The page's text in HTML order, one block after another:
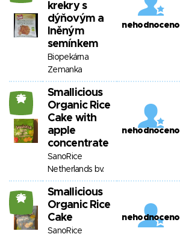
krekry s
dýňovým a
lněným
semínkem
Biopekárna
Zemanka
nehodnoceno
26
Smallicious
Organic Rice
Cake with
apple
concentrate
SanoRice
Netherlands bv.
nehodnoceno
26
Smallicious
Organic Rice
Cake
SanoRice
nehodnoceno